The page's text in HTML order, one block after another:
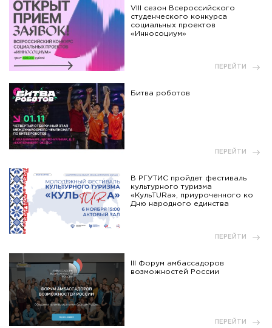
VIII сезон Всероссийского
студенческого конкурса
социальных проектов
«Инносоциум»
ПЕРЕЙТИ
Битва роботов
ПЕРЕЙТИ
В РГУТИС пройдет фестиваль
культурного туризма
«КульTURа», приуроченного ко
Дню народного единства
ПЕРЕЙТИ
III Форум амбассадоров
возможностей России
ПЕРЕЙТИ